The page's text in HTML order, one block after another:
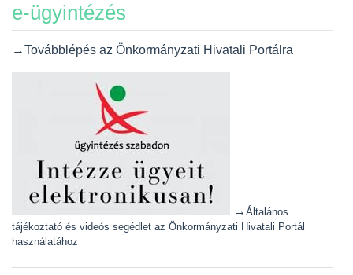
e-ügyintézés
→Továbblépés az Önkormányzati Hivatali Portálra
→ Általános
tájékoztató és videós segédlet az Önkormányzati Hivatali Portál
használatához